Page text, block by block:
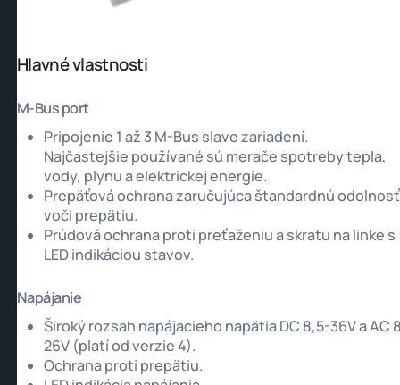
Hlavné vlastnosti
M-Bus port
Pripojenie 1 až 3 M-Bus slave zariadení.
Najčastejšie používané sú merače spotreby tepla,
vody, plynu a elektrickej energie.
Prepäťová ochrana zaručujúca štandardnú odolnosť
voči prepätiu.
Prúdová ochrana proti preťaženiu a skratu na linke s
LED indikáciou stavov.
Napájanie
Široký rozsah napájacieho napätia DC 8,5-36V a AC
26V (platí od verzie 4).
Ochrana proti prepätiu.